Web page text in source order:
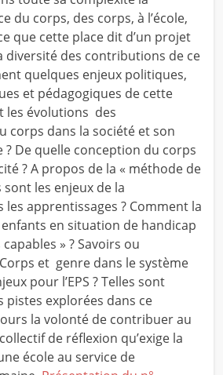
du corps, des corps, à l’école,
que cette place dit d’un projet
diversité des contributions de ce
quelques enjeux politiques,
et pédagogiques de cette
les évolutions des
corps dans la société et son
De quelle conception du corps
? A propos de la « méthode de
les enjeux de la
apprentissages ? Comment la
enfants en situation de handicap
» ? Savoirs ou
et genre dans le système
pour l’EPS ? Telles sont
pistes explorées dans ce
la volonté de contribuer au
de réflexion qu’exige la
école au service de